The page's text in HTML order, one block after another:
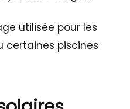
utilisée pour les
certaines piscines